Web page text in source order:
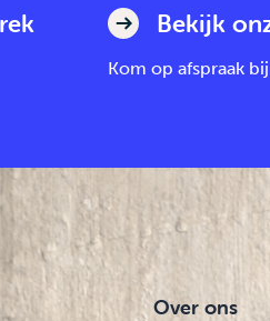
Bekijk
Kom op afspraak
Over ons